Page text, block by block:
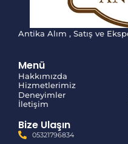
Antika Alım , Satış ve
Menü
Hakkımızda
Hizmetlerimiz
Deneyimler
İletişim
Bize Ulaşın
05321796834